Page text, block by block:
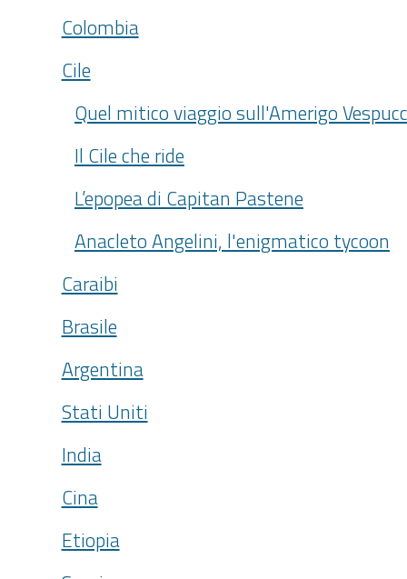
Colombia
Cile
Quel mitico viaggio sull'Amerigo
Il Cile che ride
L’epopea di Capitan Pastene
Anacleto Angelini, l'enigmatico tycoon
Caraibi
Brasile
Argentina
Stati Uniti
India
Cina
Etiopia